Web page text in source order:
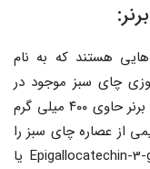
هستند که به نام
چای سبز موجود در
قرص فت برنر می باشند. یک عدد قرص فت برنر حاوی ۴۰۰ میلی گرم
از عصاره چای سبز را
شامل می شود ماده دیگری به نام Epigallocatechin-3-gallate یا